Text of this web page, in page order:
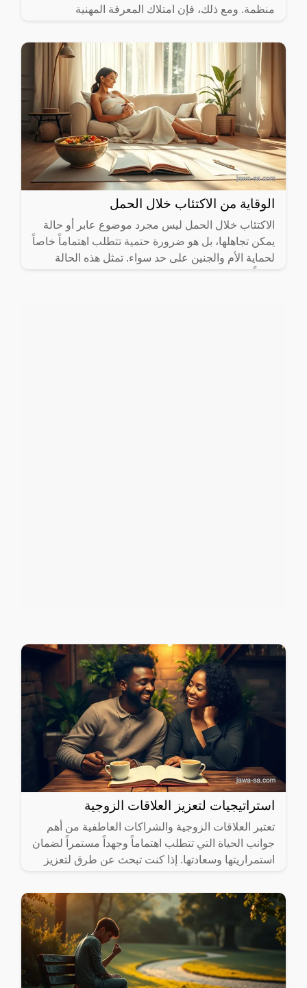
منظمة. ومع ذلك، فإن امتلاك المعرفة المهنية
الوقاية من الاكتئاب خلال الحمل
الاكتئاب خلال الحمل ليس مجرد موضوع عابر أو حالة
يمكن تجاهلها، بل هو ضرورة حتمية تتطلب اهتماماً خاصاً
لحماية الأم والجنين على حد سواء. تمثل هذه الحالة
استراتيجيات لتعزيز العلاقات الزوجية
تعتبر العلاقات الزوجية والشراكات العاطفية من أهم
جوانب الحياة التي تتطلب اهتماماً وجهداً مستمراً لضمان
استمراريتها وسعادتها. إذا كنت تبحث عن طرق لتعزيز